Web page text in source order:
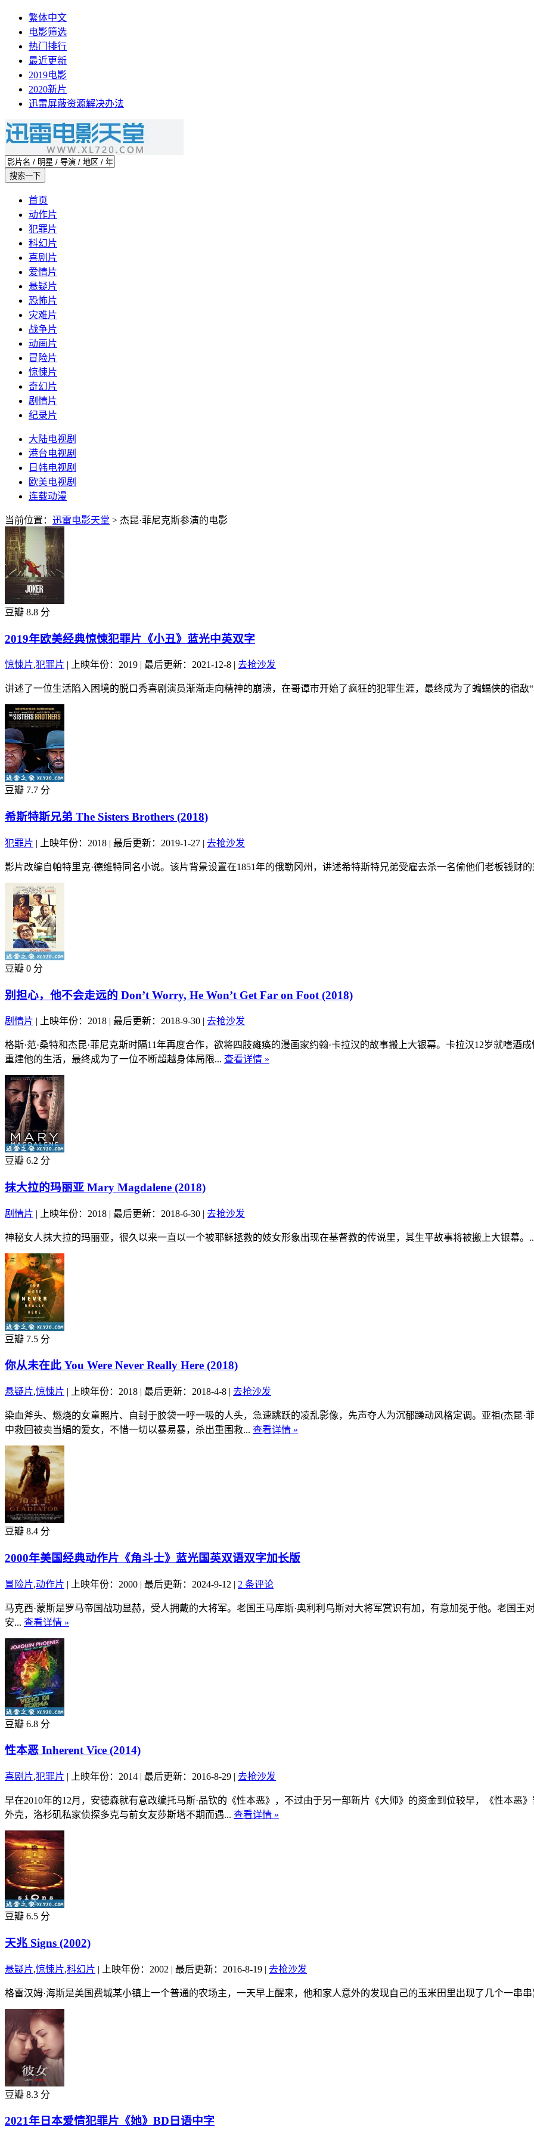
繁体中文
电影筛选
热门排行
最近更新
2019电影
2020新片
迅雷屏蔽资源解决办法
首页
动作片
犯罪片
科幻片
喜剧片
爱情片
悬疑片
恐怖片
灾难片
战争片
动画片
冒险片
惊悚片
奇幻片
剧情片
纪录片
大陆电视剧
港台电视剧
日韩电视剧
欧美电视剧
连载动漫
当前位置： 迅雷电影天堂 > 杰昆·菲尼克斯参演的电影
豆瓣 8.8 分
2019年欧美经典惊悚犯罪片《小丑》蓝光中英双字
惊悚片,犯罪片 | 上映年份：2019 | 最后更新：2021-12-8 | 去抢沙发
讲述了一位生活陷入困境的脱口秀喜剧演员渐渐走向精神的崩溃，在哥谭市开始了疯狂的犯罪生涯，最终成为了蝙蝠侠的宿敌
豆瓣 7.7 分
希斯特斯兄弟 The Sisters Brothers (2018)
犯罪片 | 上映年份：2018 | 最后更新：2019-1-27 | 去抢沙发
影片改编自帕特里克·德维特同名小说。该片背景设置在1851年的俄勒冈州，讲述希特斯特兄弟受雇去杀一名偷他们老板钱财的
豆瓣 0 分
别担心，他不会走远的 Don’t Worry, He Won’t Get Far on Foot (2018)
剧情片 | 上映年份：2018 | 最后更新：2018-9-30 | 去抢沙发
格斯·范·桑特和杰昆·菲尼克斯时隔11年再度合作，欲将四肢瘫痪的漫画家约翰·卡拉汉的故事搬上大银幕。卡拉汉12岁就嗜酒
重建他的生活，最终成为了一位不断超越身体局限... 查看详情 »
豆瓣 6.2 分
抹大拉的玛丽亚 Mary Magdalene (2018)
剧情片 | 上映年份：2018 | 最后更新：2018-6-30 | 去抢沙发
神秘女人抹大拉的玛丽亚，很久以来一直以一个被耶稣拯救的妓女形象出现在基督教的传说里，其生平故事将被搬上大银幕。
豆瓣 7.5 分
你从未在此 You Were Never Really Here (2018)
悬疑片,惊悚片 | 上映年份：2018 | 最后更新：2018-4-8 | 去抢沙发
染血斧头、燃烧的女童照片、自封于胶袋一呼一吸的人头，急速跳跃的凌乱影像，先声夺人为沉郁躁动风格定调。亚祖(杰昆
中救回被卖当娼的爱女，不惜一切以暴易暴，杀出重围救... 查看详情 »
豆瓣 8.4 分
2000年美国经典动作片《角斗士》蓝光国英双语双字加长版
冒险片,动作片 | 上映年份：2000 | 最后更新：2024-9-12 | 2 条评论
马克西·蒙斯是罗马帝国战功显赫，受人拥戴的大将军。老国王马库斯·奥利利乌斯对大将军赏识有加，有意加冕于他。老国
安... 查看详情 »
豆瓣 6.8 分
性本恶 Inherent Vice (2014)
喜剧片,犯罪片 | 上映年份：2014 | 最后更新：2016-8-29 | 去抢沙发
早在2010年的12月，安德森就有意改编托马斯·品钦的《性本恶》，不过由于另一部新片《大师》的资金到位较早，《性本恶
外壳，洛杉矶私家侦探多克与前女友莎斯塔不期而遇... 查看详情 »
豆瓣 6.5 分
天兆 Signs (2002)
悬疑片,惊悚片,科幻片 | 上映年份：2002 | 最后更新：2016-8-19 | 去抢沙发
格雷汉姆·海斯是美国费城某小镇上一个普通的农场主，一天早上醒来，他和家人意外的发现自己的玉米田里出现了几个一串
豆瓣 8.3 分
2021年日本爱情犯罪片《她》BD日语中字